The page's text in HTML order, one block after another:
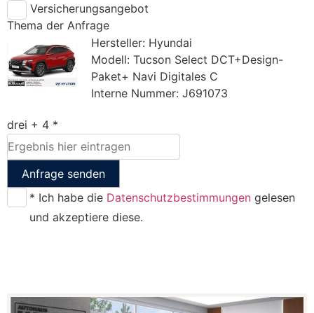
Versicherungsangebot
Thema der Anfrage
Hersteller: Hyundai
Modell: Tucson Select DCT+Design-
Paket+ Navi Digitales C
Interne Nummer: J691073
drei + 4 *
Anfrage senden
* Ich habe die Datenschutzbestimmungen gelesen
und akzeptiere diese.